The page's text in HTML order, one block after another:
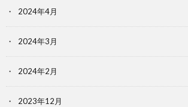
2024年4月
2024年3月
2024年2月
2023年12月